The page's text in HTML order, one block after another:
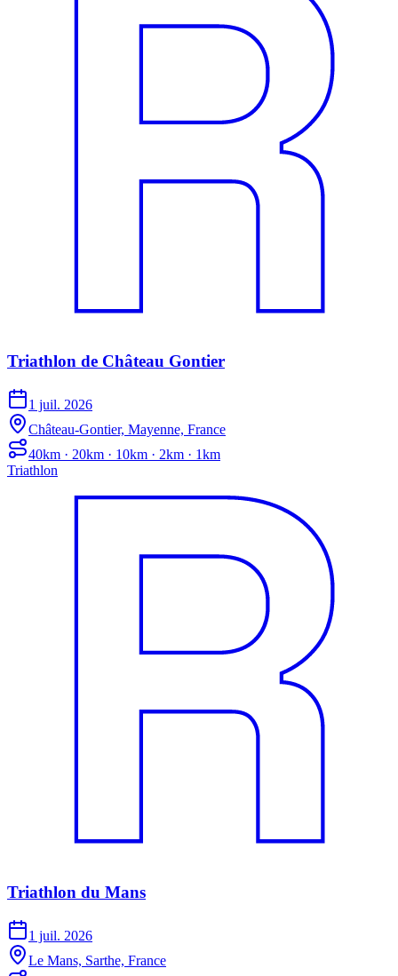
Triathlon de Château Gontier
1 juil. 2026
Château-Gontier, Mayenne, France
40km · 20km · 10km · 2km · 1km
Triathlon
Triathlon du Mans
1 juil. 2026
Le Mans, Sarthe, France